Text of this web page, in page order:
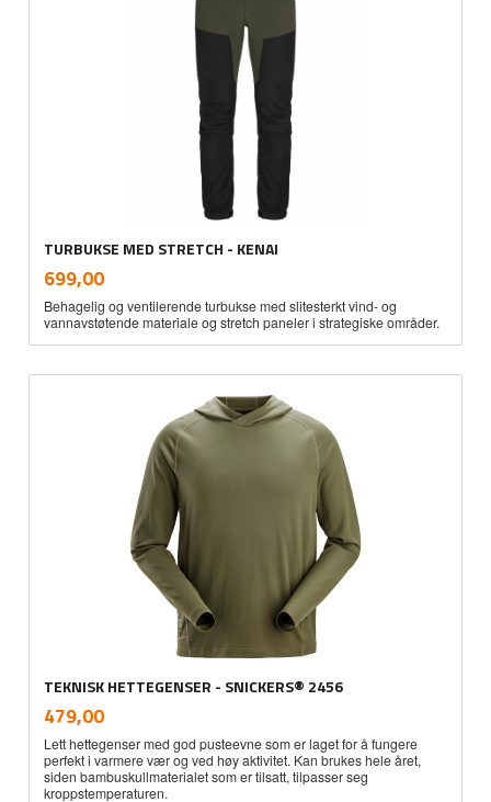
TURBUKSE MED STRETCH - KENAI
Pris
699,00mva.
Behagelig og ventilerende turbukse med slitesterkt vind- og
vannavstøtende materiale og stretch paneler i strategiske områder.
TEKNISK HETTEGENSER - SNICKERS® 2456
Pris
479,00mva.
Lett hettegenser med god pusteevne som er laget for å fungere
perfekt i varmere vær og ved høy aktivitet. Kan brukes hele året,
siden bambuskullmaterialet som er tilsatt, tilpasser seg
kroppstemperaturen.